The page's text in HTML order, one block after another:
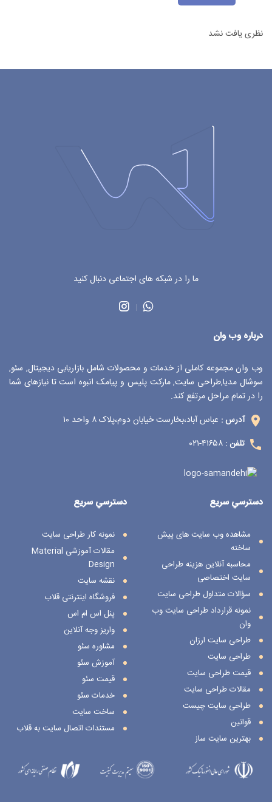
نظری یافت نشد
درباره وب وان
وب وان مجموعه کاملی از خدمات و محصولات شامل بازاریابی دیجیتال, سئو,
سوشال مدیا,طراحی سایت, مارکت پلیس و پیامک انبوه است تا نیازهای شما
را در تمام مراحل مرتفع کند.
آدرس : عباس آباد،بخارست خیابان دوم،پلاک ۸ واحد ۱۰
تلفن : ۴۱۶۵۸-۰۲۱
ما را در شبکه های اجتماعی دنبال کنید
دسترسي سريع
نمونه کار طراحی سایت
مقالات آموزشی Material
Design
نقشه سایت
فروشگاه اینترنتی قلاب
پنل اس ام اس
واریز وجه آنلاین
مشاوره سئو
آموزش سئو
قیمت سئو
خدمات سئو
ساخت سایت
مستندات اتصال سایت به قلاب
دسترسي سريع
مشاهده وب سایت های پیش
ساخته
محاسبه آنلاین هزینه طراحی
سایت اختصاصی
سؤالات متداول طراحی سایت
نمونه قرارداد طراحی سایت وب
وان
طراحی سایت ارزان
طراحی سایت
قیمت طراحی سایت
مقالات طراحی سایت
طراحی سایت چیست
قوانین
بهترین سایت ساز